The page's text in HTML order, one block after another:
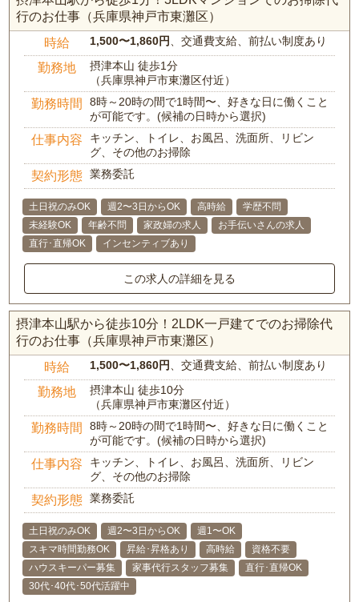
行のお仕事（兵庫県神戸市東灘区）
時給 1,500〜1,860円 、交通費支給、前払い制度あり
勤務地
摂津本山 徒歩1分
（兵庫県神戸市東灘区付近）
勤務時間
8時～20時の間で1時間〜、好きな日に働くこと
が可能です。(候補の日時から選択)
仕事内容
キッチン、トイレ、お風呂、洗面所、リビン
グ、その他のお掃除
契約形態 業務委託
土日祝のみOK 週2〜3日からOK 高時給
学歴不問
未経験OK
年齢不問 家政婦の求人
お手伝いさんの求人
直行･直帰OK
インセンティブあり
この求人の詳細を見る
摂津本山駅から徒歩10分！2LDK一戸建てでのお掃除代
行のお仕事（兵庫県神戸市東灘区）
時給 1,500〜1,860円 、交通費支給、前払い制度あり
勤務地
摂津本山 徒歩10分
（兵庫県神戸市東灘区付近）
勤務時間
8時～20時の間で1時間〜、好きな日に働くこと
が可能です。(候補の日時から選択)
仕事内容
キッチン、トイレ、お風呂、洗面所、リビン
グ、その他のお掃除
契約形態 業務委託
土日祝のみOK 週2〜3日からOK
週1〜OK
スキマ時間勤務OK
昇給･昇格あり 高時給
資格不要
ハウスキーパー募集
家事代行スタッフ募集
直行･直帰OK
30代･40代･50代活躍中